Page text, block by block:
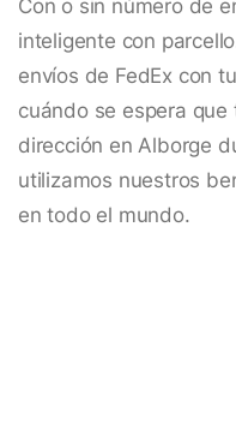
Con o sin número de
inteligente con
envíos de FedEx con
cuándo se espera
dirección en Alborge
utilizamos nuestros
en todo el mundo.